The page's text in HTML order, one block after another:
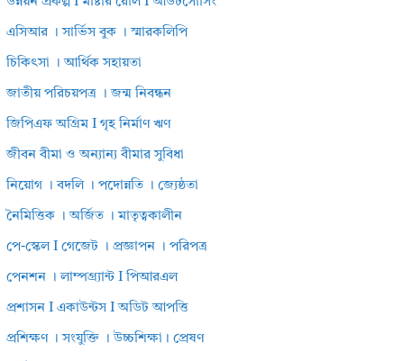
এসিআর । সার্ভিস বুক । স্মারকলিপি
চিকিৎসা । আর্থিক সহায়তা
জাতীয় পরিচয়পত্র । জন্ম নিবন্ধন
জিপিএফ অগ্রিম I গৃহ নির্মাণ ঋণ
জীবন বীমা ও অন্যান্য বীমার সুবিধা
নিয়োগ । বদলি । পদোন্নতি । জ্যেষ্ঠতা
নৈমিত্তিক । অর্জিত । মাতৃত্বকালীন
পে-স্কেল I গেজেট । প্রজ্ঞাপন । পরিপত্র
পেনশন । লাম্পগ্র্যান্ট I পিআরএল
প্রশাসন I একাউন্টস I অডিট আপত্তি
প্রশিক্ষণ । সংযুক্তি । উচ্চশিক্ষা। প্রেষণ